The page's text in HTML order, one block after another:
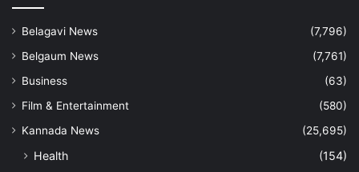
Belagavi News
(7,796)
Belgaum News
(7,761)
Business
(63)
Film & Entertainment
(580)
Kannada News
(25,695)
Health (154)